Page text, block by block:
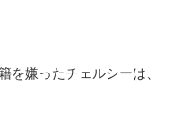
嫌ったチェルシーは、